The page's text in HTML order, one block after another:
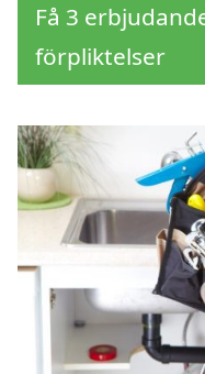
Få 3
förpliktelser